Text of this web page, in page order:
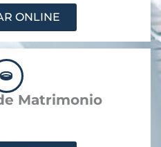
ONLINE
Matrimonio